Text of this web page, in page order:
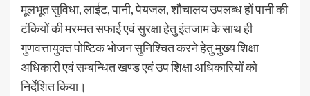
मूलभूत सुविधा, लाईट, पानी, पेयजल, शौचालय उपलब्ध हों पानी की
टंकियों की मरम्मत सफाई एवं सुरक्षा हेतु इंतजाम के साथ ही
गुणवत्तायुक्त पोष्टिक भोजन सुनिश्चित करने हेतु मुख्य शिक्षा
अधिकारी एवं सम्बन्धित खण्ड एवं उप शिक्षा अधिकारियों को
निर्देशित किया।